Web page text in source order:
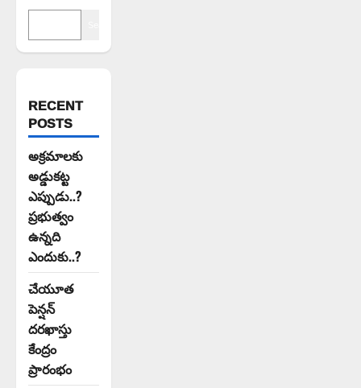
RECENT
POSTS
అక్రమాలకు
అడ్డుకట్ట
ఎప్పుడు..?
ప్రభుత్వం
ఉన్నది
ఎందుకు..?
చేయూత
పెన్షన్
దరఖాస్తు
కేంద్రం
ప్రారంభం